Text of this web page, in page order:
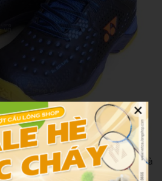
ở phân khúc tầm thấp nhưng nhà
×